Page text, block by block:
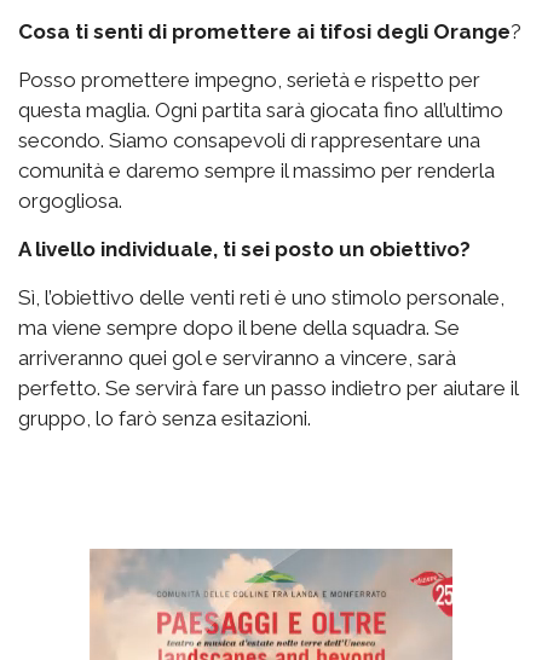
Cosa ti senti di promettere ai tifosi degli Orange?
Posso promettere impegno, serietà e rispetto per
questa maglia. Ogni partita sarà giocata fino all’ultimo
secondo. Siamo consapevoli di rappresentare una
comunità e daremo sempre il massimo per renderla
orgogliosa.
A livello individuale, ti sei posto un obiettivo?
Sì, l’obiettivo delle venti reti è uno stimolo personale,
ma viene sempre dopo il bene della squadra. Se
arriveranno quei gol e serviranno a vincere, sarà
perfetto. Se servirà fare un passo indietro per aiutare il
gruppo, lo farò senza esitazioni.